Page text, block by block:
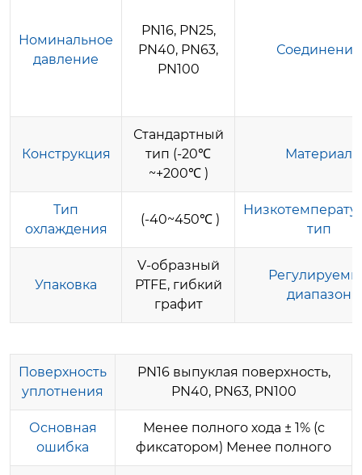
Номинальное
давление
PN16, PN25,
PN40, PN63,
PN100
Соединение
Конструкция
Стандартный
тип (-20℃
~+200℃ )
Материал
Тип
охлаждения
(-40~450℃ )
тип
Упаковка
V-образный
PTFE, гибкий
графит
диапазон
Поверхность
уплотнения
PN16 выпуклая поверхность,
PN40, PN63, PN100
Основная
ошибка
Менее полного хода ± 1% (с
фиксатором) Менее полного